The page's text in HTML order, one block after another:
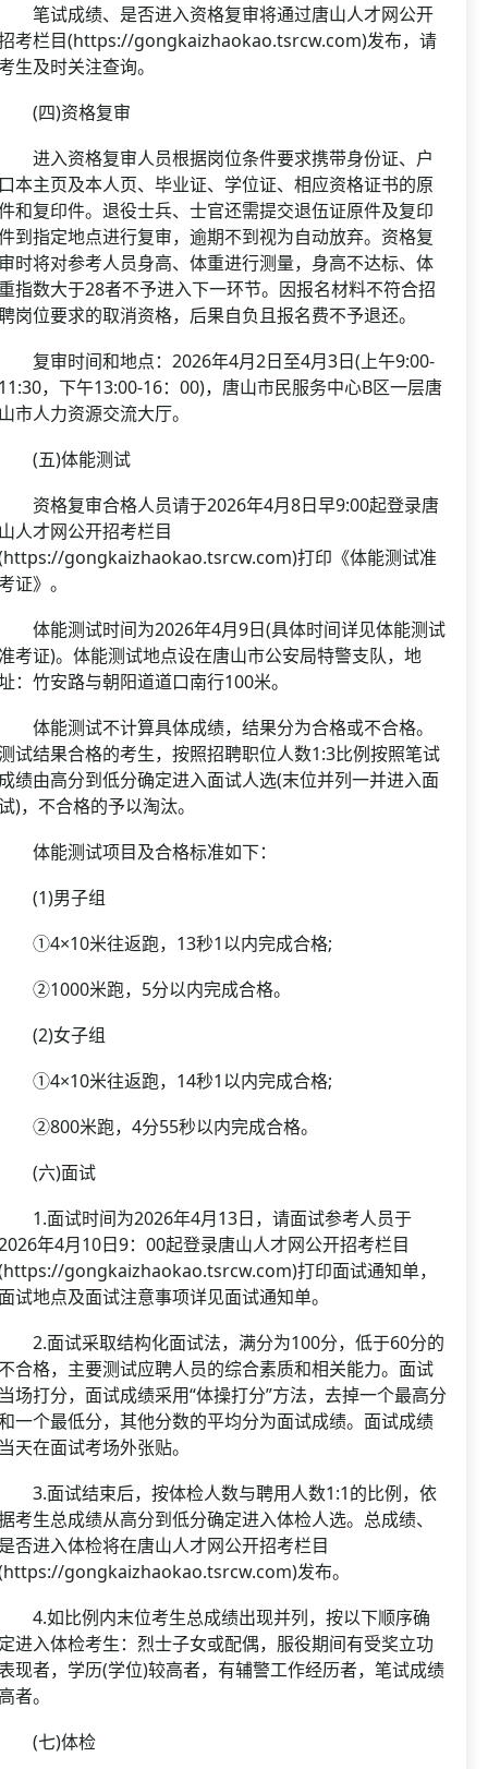
试成绩、是否进入资格复审将通过唐山人才网公开
考栏目(https://gongkaizhaokao.tsrcw.com)发布，请
生及时关注查询。
四)资格复审
入资格复审人员根据岗位条件要求携带身份证、户
本主页及本人页、毕业证、学位证、相应资格证书的原
和复印件。退役士兵、士官还需提交退伍证原件及复印
到指定地点进行复审，逾期不到视为自动放弃。资格复
时将对参考人员身高、体重进行测量，身高不达标、体
指数大于28者不予进入下一环节。因报名材料不符合招
岗位要求的取消资格，后果自负且报名费不予退还。
审时间和地点：2026年4月2日至4月3日(上午9:00-
，下午13:00-16：00)，唐山市民服务中心B区一层唐
市人力资源交流大厅。
五)体能测试
格复审合格人员请于2026年4月8日早9:00起登录唐
人才网公开招考栏目
gongkaizhaokao.tsrcw.com)打印《体能测试准
证》。
能测试时间为2026年4月9日(具体时间详见体能测试
考证)。体能测试地点设在唐山市公安局特警支队，地
：竹安路与朝阳道道口南行100米。
能测试不计算具体成绩，结果分为合格或不合格。
试结果合格的考生，按照招聘职位人数1:3比例按照笔试
绩由高分到低分确定进入面试人选(末位并列一并进入面
)，不合格的予以淘汰。
能测试项目及合格标准如下：
男子组
米往返跑，13秒1以内完成合格;
米跑，5分以内完成合格。
女子组
米往返跑，14秒1以内完成合格;
米跑，4分55秒以内完成合格。
六)面试
面试时间为2026年4月13日，请面试参考人员于
年4月10日9：00起登录唐山人才网公开招考栏目
gongkaizhaokao.tsrcw.com)打印面试通知单，
试地点及面试注意事项详见面试通知单。
面试采取结构化面试法，满分为100分，低于60分的
合格，主要测试应聘人员的综合素质和相关能力。面试
场打分，面试成绩采用“体操打分”方法，去掉一个最高分
一个最低分，其他分数的平均分为面试成绩。面试成绩
天在面试考场外张贴。
面试结束后，按体检人数与聘用人数1:1的比例，依
考生总成绩从高分到低分确定进入体检人选。总成绩、
否进入体检将在唐山人才网公开招考栏目
gongkaizhaokao.tsrcw.com)发布。
如比例内末位考生总成绩出现并列，按以下顺序确
进入体检考生：烈士子女或配偶，服役期间有受奖立功
现者，学历(学位)较高者，有辅警工作经历者，笔试成绩
者。
七)体检